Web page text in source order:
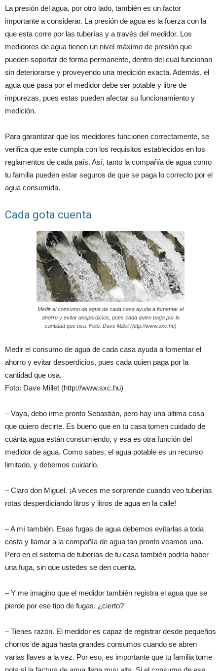
La presión del agua, por otro lado, también es un factor
importante a considerar. La presión de agua es la fuerza con la
que esta corre por las tuberías y a través del medidor. Los
medidores de agua tienen un nivel máximo de presión que
pueden soportar de forma permanente, dentro del cual funcionan
sin deteriorarse y proveyendo una medición exacta. Además, el
agua que pasa por el medidor debe ser potable y libre de
impurezas, pues estas pueden afectar su funcionamiento y
medición.
Para garantizar que los medidores funcionen correctamente, se
verifica que este cumpla con los requisitos establecidos en los
reglamentos de cada país. Así, tanto la compañía de agua como
tu familia pueden estar seguros de que se paga lo correcto por el
agua consumida.
Cada gota cuenta
Medir el consumo de agua de cada casa ayuda a fomentar el
ahorro y evitar desperdicios, pues cada quien paga por la
cantidad que usa. Foto: Dave Millet (http://www.sxc.hu)
Medir el consumo de agua de cada casa ayuda a fomentar el
ahorro y evitar desperdicios, pues cada quien paga por la
cantidad que usa.
Foto: Dave Millet (http://www.sxc.hu)
– Vaya, debo irme pronto Sebastián, pero hay una última cosa
que quiero decirte. Es bueno que en tu casa tomen cuidado de
cuánta agua están consumiendo, y esa es otra función del
medidor de agua. Como sabes, el agua potable es un recurso
limitado, y debemos cuidarlo.
– Claro don Miguel. ¡A veces me sorprende cuando veo tuberías
rotas desperdiciando litros y litros de agua en la calle!
– A mí también. Esas fugas de agua debemos evitarlas a toda
costa y llamar a la compañía de agua tan pronto veamos una.
Pero en el sistema de tuberías de tu casa también podría haber
una fuga, sin que ustedes se den cuenta.
– Y me imagino que el medidor también registra el agua que se
pierde por ese tipo de fugas, ¿cierto?
– Tienes razón. El medidor es capaz de registrar desde pequeños
chorros de agua hasta grandes consumos cuando se abren
varias llaves a la vez. Por eso, es importante que tu familia tome